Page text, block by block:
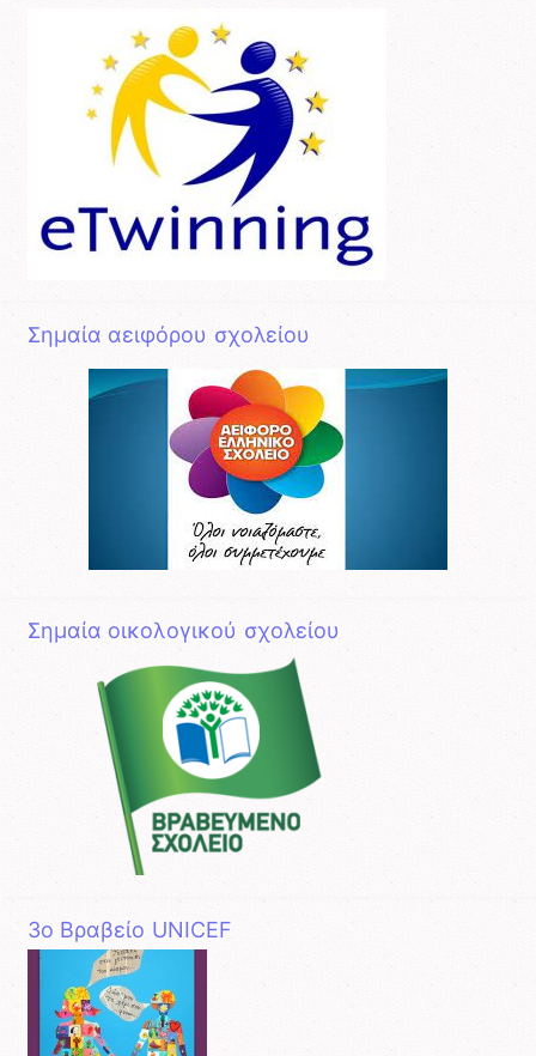
Σημαία αειφόρου σχολείου
Σημαία οικολογικού σχολείου
3o Βραβείο UNICEF